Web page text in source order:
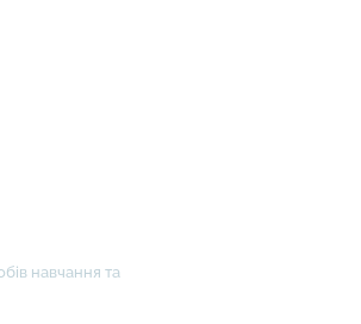
навчання та